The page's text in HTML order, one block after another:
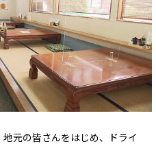
元の皆さんをはじめ、ドライ